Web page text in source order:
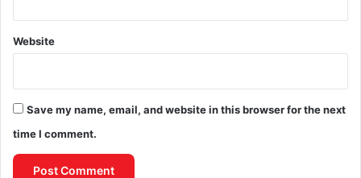
Website
Save my name, email, and website in this browser for the next
time I comment.